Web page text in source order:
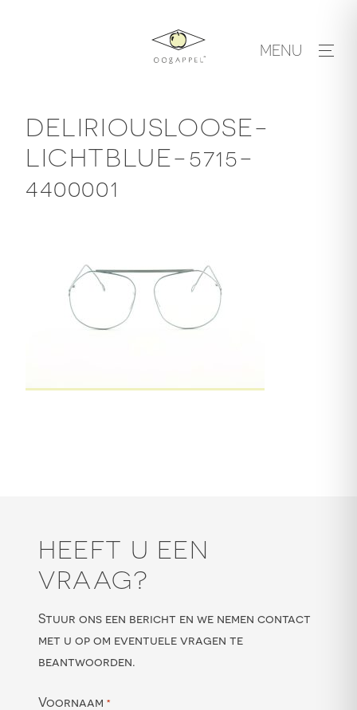
MENU
DELIRIOUSLOOSE-
LICHTBLUE-5715-
4400001
HEEFT U EEN
VRAAG?
Stuur ons een bericht en we nemen contact
met u op om eventuele vragen te
beantwoorden.
Voornaam *